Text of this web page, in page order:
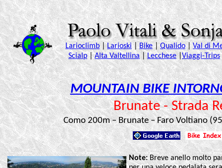
MOUNTAIN BIKE
Brunate - Strada
Como 200m – Brunate – Faro Voltiano
Note:Breve anello molto